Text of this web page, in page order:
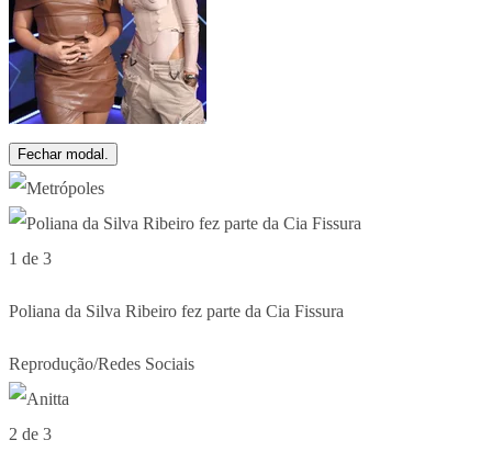
Fechar modal.
1 de 3
Poliana da Silva Ribeiro fez parte da Cia Fissura
Reprodução/Redes Sociais
2 de 3